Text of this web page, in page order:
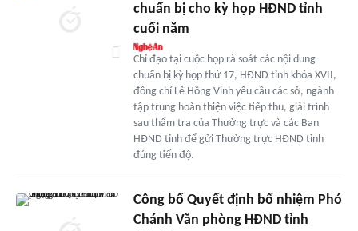
chuẩn bị cho kỳ họp HĐND tỉnh
cuối năm
Chỉ đạo tại cuộc họp rà soát các nội dung
chuẩn bị kỳ họp thứ 17, HĐND tỉnh khóa XVII,
đồng chí Lê Hồng Vinh yêu cầu các sở, ngành
tập trung hoàn thiện việc tiếp thu, giải trình
sau thẩm tra của Thường trực và các Ban
HĐND tỉnh để gửi Thường trực HĐND tỉnh
đúng tiến độ.
Công bố Quyết định bổ nhiệm Phó
Chánh Văn phòng HĐND tỉnh